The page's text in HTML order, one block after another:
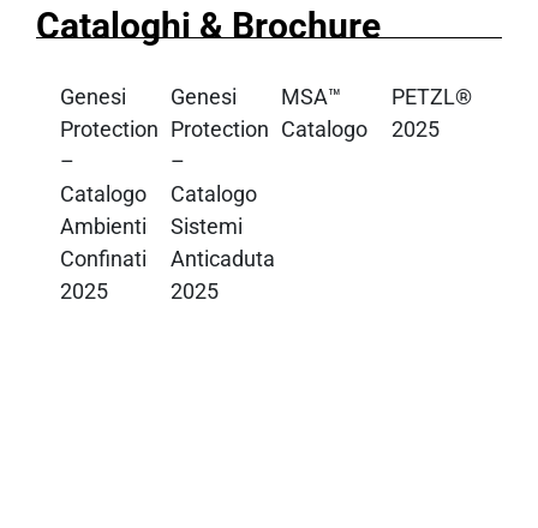
Cataloghi & Brochure
Genesi
Protection
–
Catalogo
Ambienti
Confinati
2025
Genesi
Protection
–
Catalogo
Sistemi
Anticaduta
2025
MSA™
Catalogo
PETZL®
2025